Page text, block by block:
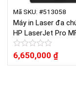
Mã SKU: #513058
Máy in Laser đa
HP LaserJet Pro
M225DN
Được
xếp
6,650,000 ₫